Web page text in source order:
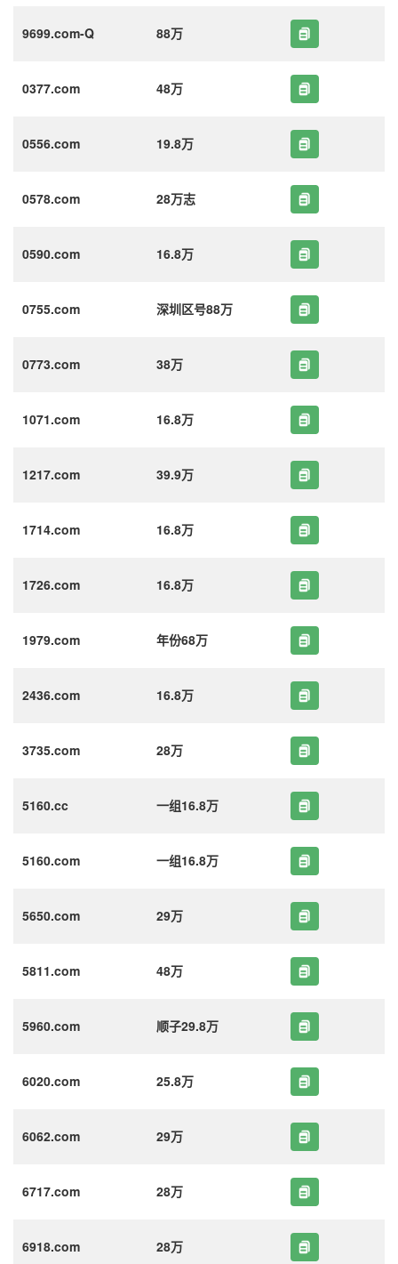
9699.com-Q 88万
0377.com 48万
0556.com 19.8万
0578.com 28万志
0590.com 16.8万
0755.com 深圳区号88万
0773.com 38万
1071.com 16.8万
1217.com 39.9万
1714.com 16.8万
1726.com 16.8万
1979.com 年份68万
2436.com 16.8万
3735.com 28万
5160.cc 一组16.8万
5160.com 一组16.8万
5650.com 29万
5811.com 48万
5960.com 顺子29.8万
6020.com 25.8万
6062.com 29万
6717.com 28万
6918.com 28万